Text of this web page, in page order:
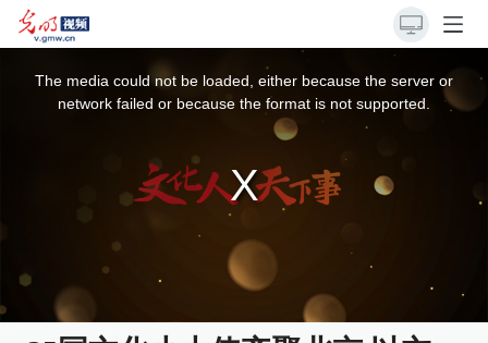
The media could not be loaded, either because the server or
network failed or because the format is not supported.